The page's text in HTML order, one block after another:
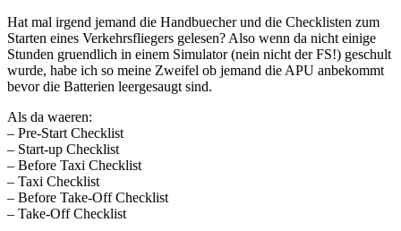
Hat mal irgend jemand die Handbuecher und die Checklisten zum
Starten eines Verkehrsfliegers gelesen? Also wenn da nicht einige
Stunden gruendlich in einem Simulator (nein nicht der FS!) geschult
wurde, habe ich so meine Zweifel ob jemand die APU anbekommt
bevor die Batterien leergesaugt sind.
Als da waeren:
– Pre-Start Checklist
– Start-up Checklist
– Before Taxi Checklist
– Taxi Checklist
– Before Take-Off Checklist
– Take-Off Checklist